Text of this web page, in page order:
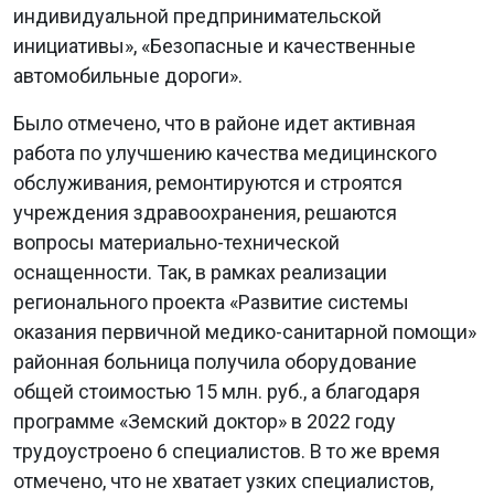
индивидуальной предпринимательской
инициативы», «Безопасные и качественные
автомобильные дороги».
Было отмечено, что в районе идет активная
работа по улучшению качества медицинского
обслуживания, ремонтируются и строятся
учреждения здравоохранения, решаются
вопросы материально-технической
оснащенности. Так, в рамках реализации
регионального проекта «Развитие системы
оказания первичной медико-санитарной помощи»
районная больница получила оборудование
общей стоимостью 15 млн. руб., а благодаря
программе «Земский доктор» в 2022 году
трудоустроено 6 специалистов. В то же время
отмечено, что не хватает узких специалистов,